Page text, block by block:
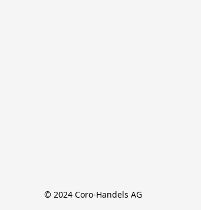
© 2024 Coro-Handels AG